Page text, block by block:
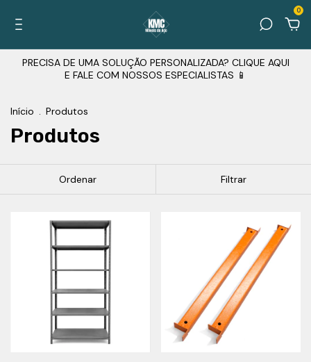
0
PRECISA DE UMA SOLUÇÃO PERSONALIZADA? CLIQUE AQUI
E FALE COM NOSSOS ESPECIALISTAS 📱
Início . Produtos
Produtos
Ordenar Filtrar